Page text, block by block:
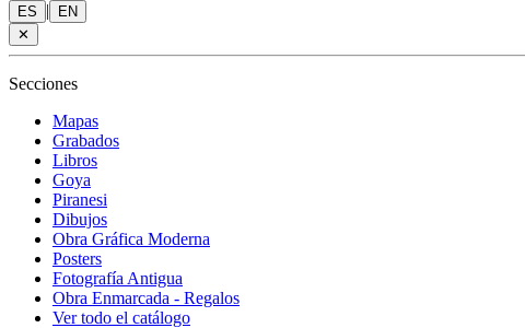
ES |
EN
✕
Secciones
Mapas
Grabados
Libros
Goya
Piranesi
Dibujos
Obra Gráfica Moderna
Posters
Fotografía Antigua
Obra Enmarcada - Regalos
Ver todo el catálogo